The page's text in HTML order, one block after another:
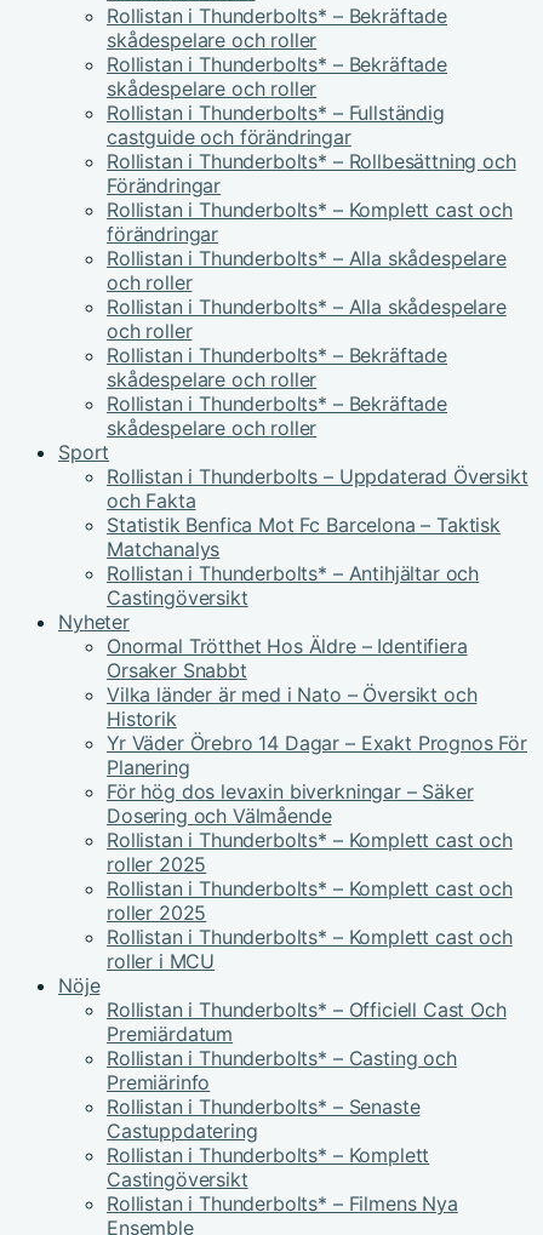
Rollistan i Thunderbolts* – Bekräftade
skådespelare och roller
Rollistan i Thunderbolts* – Bekräftade
skådespelare och roller
Rollistan i Thunderbolts* – Fullständig
castguide och förändringar
Rollistan i Thunderbolts* – Rollbesättning och
Förändringar
Rollistan i Thunderbolts* – Komplett cast och
förändringar
Rollistan i Thunderbolts* – Alla skådespelare
och roller
Rollistan i Thunderbolts* – Alla skådespelare
och roller
Rollistan i Thunderbolts* – Bekräftade
skådespelare och roller
Rollistan i Thunderbolts* – Bekräftade
skådespelare och roller
Sport
Rollistan i Thunderbolts – Uppdaterad Översikt
och Fakta
Statistik Benfica Mot Fc Barcelona – Taktisk
Matchanalys
Rollistan i Thunderbolts* – Antihjältar och
Castingöversikt
Nyheter
Onormal Trötthet Hos Äldre – Identifiera
Orsaker Snabbt
Vilka länder är med i Nato – Översikt och
Historik
Yr Väder Örebro 14 Dagar – Exakt Prognos För
Planering
För hög dos levaxin biverkningar – Säker
Dosering och Välmående
Rollistan i Thunderbolts* – Komplett cast och
roller 2025
Rollistan i Thunderbolts* – Komplett cast och
roller 2025
Rollistan i Thunderbolts* – Komplett cast och
roller i MCU
Nöje
Rollistan i Thunderbolts* – Officiell Cast Och
Premiärdatum
Rollistan i Thunderbolts* – Casting och
Premiärinfo
Rollistan i Thunderbolts* – Senaste
Castuppdatering
Rollistan i Thunderbolts* – Komplett
Castingöversikt
Rollistan i Thunderbolts* – Filmens Nya
Ensemble